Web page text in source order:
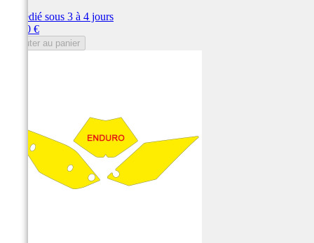
Expédié sous 3 à 4 jours
28,80 €
Ajouter au panier